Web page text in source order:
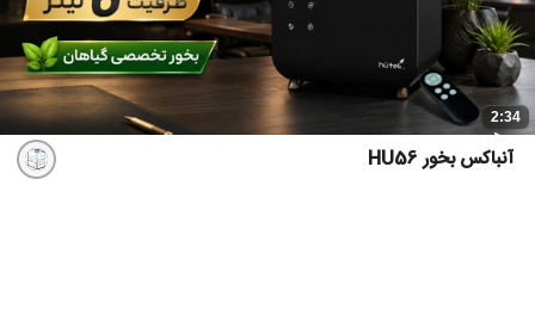
2:34
آنباکس بخور HU56